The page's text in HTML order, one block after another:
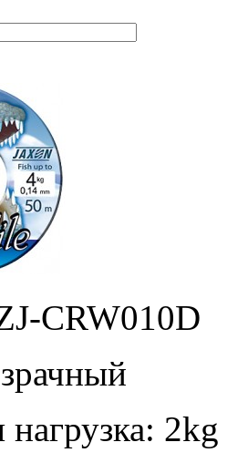
CRW010D
2kg